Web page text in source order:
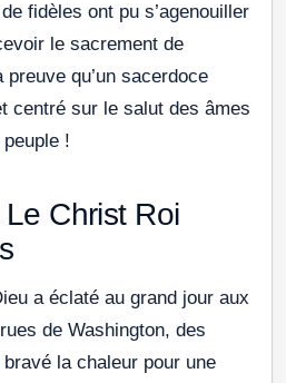
fidèles ont pu s’agenouiller
le sacrement de
qu’un sacerdoce
centré sur le salut des âmes
!
Christ Roi
a éclaté au grand jour aux
de Washington, des
la chaleur pour une